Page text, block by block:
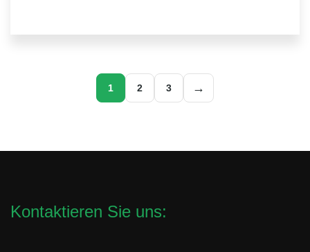
1 2 3 →
Kontaktieren Sie uns: